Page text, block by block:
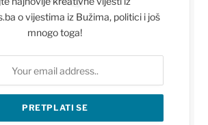
o vijestima iz Bužima, politici i još
mnogo toga!